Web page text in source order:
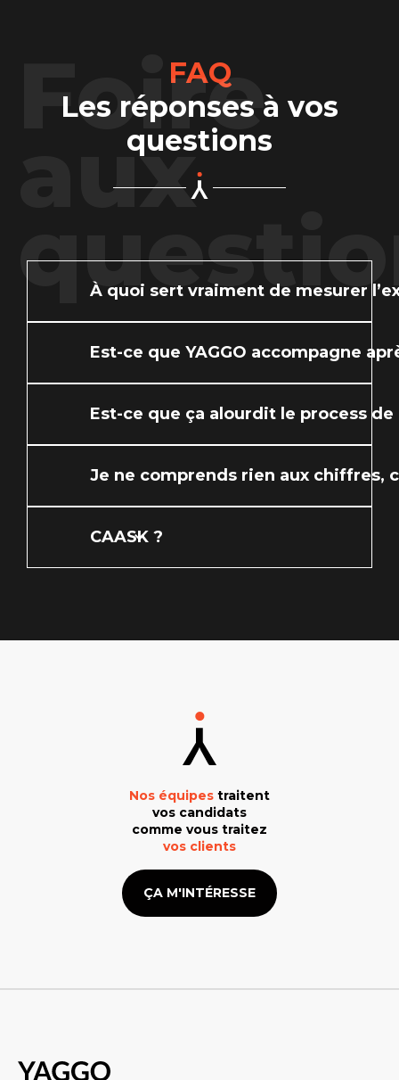
Foire
aux
FAQ
Les réponses à vos
questions
À quoi sert vraiment de mesurer
Est-ce que YAGGO accompagne
Est-ce que ça alourdit le process
Je ne comprends rien aux chiffres,
CAASK ?
Nos équipes traitent
vos candidats
comme vous traitez
vos clients
ÇA M'INTÉRESSE